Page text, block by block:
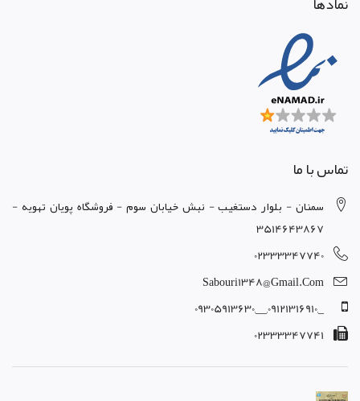
تماس با ما
سمنان - بلوار دستغيب - نبش خيابان سوم - فروشگاه پويان تهويه -
3514643867
02333347740
Sabouri1348@gmail.com
_,09121316910,__,09305913630
02333347741